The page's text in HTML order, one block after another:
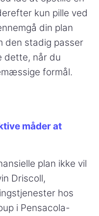
kun pille ved
din plan
den stadig passer
dette, når du
formål.
måder at
plan ikke vil
Driscoll,
hos
i Pensacola-